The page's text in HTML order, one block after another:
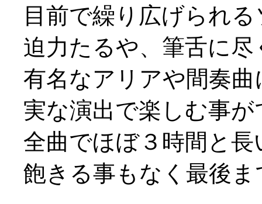
目前で繰り広げられ
迫力たるや、筆舌に
有名なアリアや間奏
実な演出で楽しむ事
全曲でほぼ３時間と
飽きる事もなく最後